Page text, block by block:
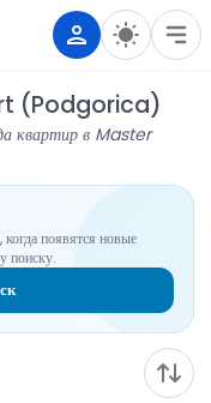
(Podgorica)
квартир в Master
появятся новые
поиску.